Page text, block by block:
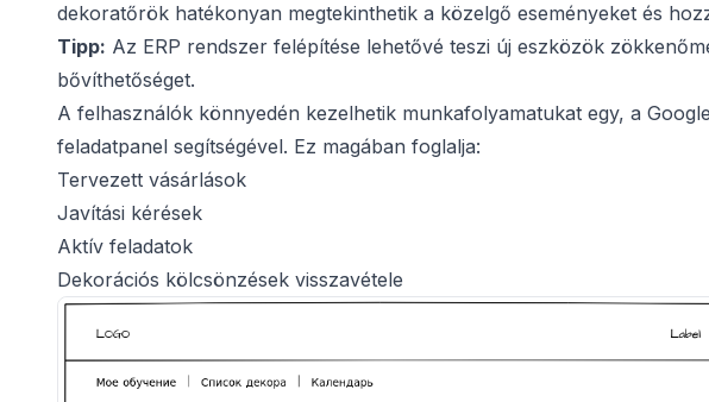
dekoratőrök hatékonyan megtekinthetik a közelgő eseményeket és
Tipp: Az ERP rendszer felépítése lehetővé teszi új eszközök
bővíthetőséget.
A felhasználók könnyedén kezelhetik munkafolyamatukat egy, a
feladatpanel segítségével. Ez magában foglalja:
Tervezett vásárlások
Javítási kérések
Aktív feladatok
Dekorációs kölcsönzések visszavétele